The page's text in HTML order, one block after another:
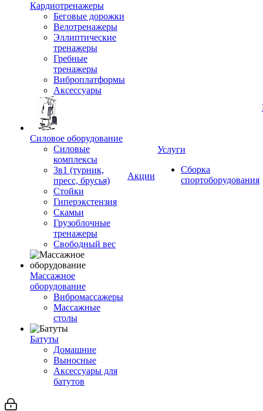
Кардиотренажеры
Беговые дорожки
Велотренажеры
Эллиптические
тренажеры
Гребные
тренажеры
Виброплатформы
Аксессуары
Силовое оборудование
Силовые
комплексы
3в1 (турник,
пресс, брусья)
Стойки
Гиперэкстензия
Скамьи
Грузоблочные
тренажеры
Свободный вес
Массажное
оборудование
Вибромассажеры
Массажные
столы
Батуты
Домашние
Выносные
Аксессуары для
батутов
Акции
Услуги
Сборка
спортоборудования